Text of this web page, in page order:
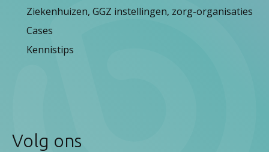
Ziekenhuizen, GGZ instellingen, zorg-organisaties
Cases
Kennistips
Volg ons